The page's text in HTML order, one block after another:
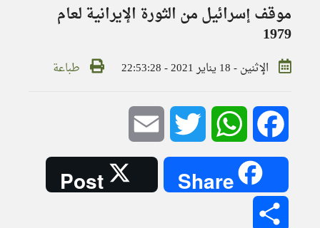
موقف إسرائيل من الثورة الإيرانية لعام
1979
الإثنين - 18 يناير 2021 - 22:53:28 طباعة
Facebook
WhatsApp
Twitter
Share
Post